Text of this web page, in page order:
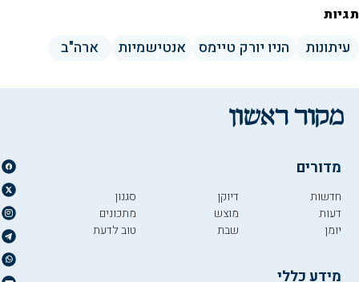
תגיות
עיתונות הניו יורק טיימס אנטישמיות ארה"ב
מדורים
חדשות
דעות
יומן
דיוקן
מוצש
שבת
סגנון
מתכונים
טוב לדעת
מידע כללי